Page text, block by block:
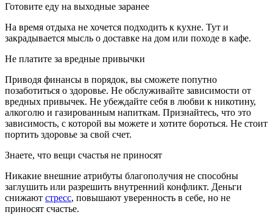
Готовите еду на выходные заранее
На время отдыха не хочется подходить к кухне. Тут и
закрадывается мысль о доставке на дом или походе в кафе.
Не платите за вредные привычки
Приводя финансы в порядок, вы сможете попутно
позаботиться о здоровье. Не обслуживайте зависимости от
вредных привычек. Не убеждайте себя в любви к никотину,
алкоголю и газированным напиткам. Признайтесь, что это
зависимость, с которой вы можете и хотите бороться. Не стоит
портить здоровье за свой счет.
Знаете, что вещи счастья не приносят
Никакие внешние атрибуты благополучия не способны
заглушить или разрешить внутренний конфликт. Деньги
снижают стресс, повышают уверенность в себе, но не
приносят счастье.